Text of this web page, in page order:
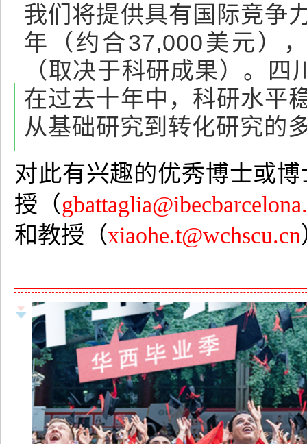
我们将提供具有国际竞争
年（约合37,000美元）
（取决于科研成果）。
在过去十年中，科研水平
从基础研究到转化研究的
对此有兴趣的优秀博士或博
授（
和教授（xiaohe.t@wchscu.cn